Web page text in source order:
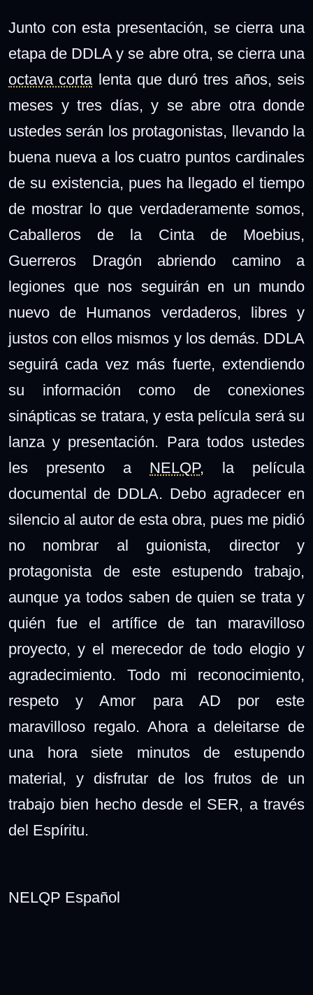
Junto con esta presentación, se cierra una
etapa de DDLA y se abre otra, se cierra una
octava cortalenta que duró tres años, seis
meses y tres días, y se abre otra donde
ustedes serán los protagonistas, llevando la
buena nueva a los cuatro puntos cardinales
de su existencia, pues ha llegado el tiempo
de mostrar lo que verdaderamente somos,
Caballeros de la Cinta de Moebius,
Guerreros Dragón abriendo camino a
legiones que nos seguirán en un mundo
nuevo de Humanos verdaderos, libres y
justos con ellos mismos y los demás. DDLA
seguirá cada vez más fuerte, extendiendo
su información como de conexiones
sinápticas se tratara, y esta película será su
lanza y presentación. Para todos ustedes
les presento a NELQP, la película
documental de DDLA. Debo agradecer en
silencio al autor de esta obra, pues me pidió
no nombrar al guionista, director y
protagonista de este estupendo trabajo,
aunque ya todos saben de quien se trata y
quién fue el artífice de tan maravilloso
proyecto, y el merecedor de todo elogio y
agradecimiento. Todo mi reconocimiento,
respeto y Amor para AD por este
maravilloso regalo. Ahora a deleitarse de
una hora siete minutos de estupendo
material, y disfrutar de los frutos de un
trabajo bien hecho desde el SER, a través
del Espíritu.
NELQP Español